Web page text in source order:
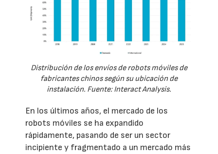
Distribución de los envíos de robots móviles de
fabricantes chinos según su ubicación de
instalación. Fuente: Interact Analysis.
En los últimos años, el mercado de los
robots móviles se ha expandido
rápidamente, pasando de ser un sector
incipiente y fragmentado a un mercado más